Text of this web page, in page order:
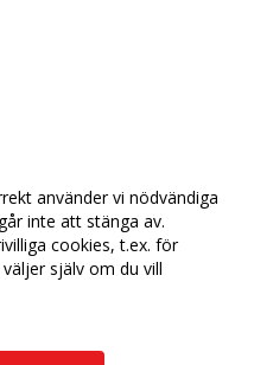
använder vi nödvändiga
inte att stänga av.
cookies, t.ex. för
själv om du vill